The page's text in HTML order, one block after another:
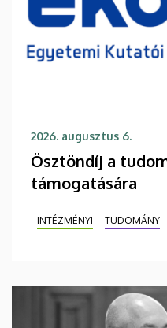
2026. augusztus 6.
Ösztöndíj a
támogatására
INTÉZMÉNYI TUDOMÁNY